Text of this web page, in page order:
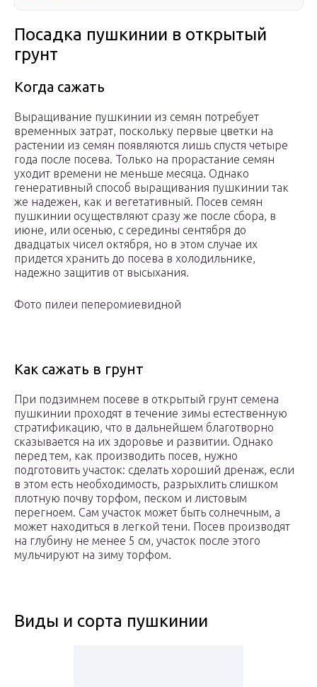
Посадка пушкинии в открытый
грунт
Когда сажать
Выращивание пушкинии из семян потребует
временных затрат, поскольку первые цветки на
растении из семян появляются лишь спустя четыре
года после посева. Только на прорастание семян
уходит времени не меньше месяца. Однако
генеративный способ выращивания пушкинии так
же надежен, как и вегетативный. Посев семян
пушкинии осуществляют сразу же после сбора, в
июне, или осенью, с середины сентября до
двадцатых чисел октября, но в этом случае их
придется хранить до посева в холодильнике,
надежно защитив от высыхания.
Фото пилеи пеперомиевидной
Как сажать в грунт
При подзимнем посеве в открытый грунт семена
пушкинии проходят в течение зимы естественную
стратификацию, что в дальнейшем благотворно
сказывается на их здоровье и развитии. Однако
перед тем, как производить посев, нужно
подготовить участок: сделать хороший дренаж, если
в этом есть необходимость, разрыхлить слишком
плотную почву торфом, песком и листовым
перегноем. Сам участок может быть солнечным, а
может находиться в легкой тени. Посев производят
на глубину не менее 5 см, участок после этого
мульчируют на зиму торфом.
Виды и сорта пушкинии